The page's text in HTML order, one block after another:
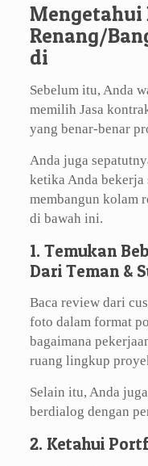
Mengetahui
Renang/
di
Sebelum itu, Anda
memilih Jasa
yang benar-benar
Anda juga
ketika Anda
membangun kolam
di bawah ini.
1. Temukan
Dari Teman &
Baca review dari
foto dalam format
bagaimana
ruang lingkup
Selain itu, Anda
berdialog dengan
2. Ketahui